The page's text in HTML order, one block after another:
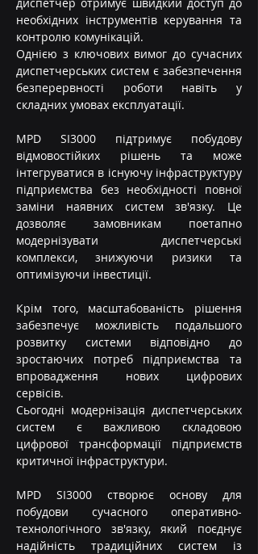
необхідних інструментів керування та
контролю комунікацій.
Однією з ключових вимог до сучасних
диспетчерських систем є забезпечення
безперервності роботи навіть у
складних умовах експлуатації.
MPD SI3000 підтримує побудову
відмовостійких рішень та може
інтегруватися в існуючу інфраструктуру
підприємства без необхідності повної
заміни наявних систем зв'язку. Це
дозволяє замовникам поетапно
модернізувати диспетчерські
комплекси, знижуючи ризики та
оптимізуючи інвестиції.
Крім того, масштабованість рішення
забезпечує можливість подальшого
розвитку системи відповідно до
зростаючих потреб підприємства та
впровадження нових цифрових
сервісів.
Сьогодні модернізація диспетчерських
систем є важливою складовою
цифрової трансформації підприємств
критичної інфраструктури.
MPD SI3000 створює основу для
побудови сучасного оперативно-
технологічного зв'язку, який поєднує
надійність традиційних систем із